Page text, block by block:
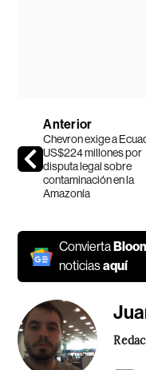
Anterior
Chevron exige a
US$224 millones por
disputa legal sobre
contaminación en la
Amazonía
Convierta
noticiasaquí